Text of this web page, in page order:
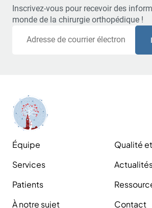
Inscrivez-vous pour recevoir des
monde de la chirurgie orthopédique !
Équipe
Services
Patients
À notre sujet
Qualité
Contact